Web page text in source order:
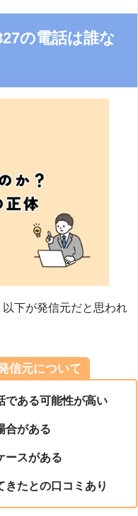
の電話は誰な
下が発信元だと思われ
信元について
である可能性が高い
合がある
ースがある
きたとの口コミあり